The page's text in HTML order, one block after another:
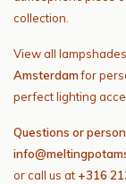
collection.
View all
Amsterdamfor
perfect lighting
Questions or
or call us at +316